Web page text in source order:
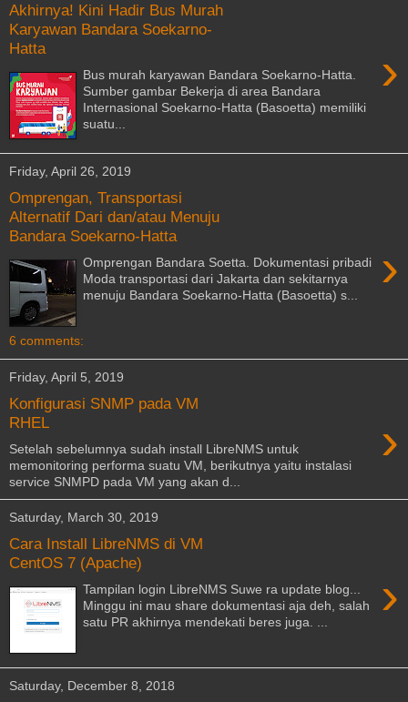
Akhirnya! Kini Hadir Bus Murah
Karyawan Bandara Soekarno-
Hatta
›
Bus murah karyawan Bandara Soekarno-Hatta.
Sumber gambar Bekerja di area Bandara
Internasional Soekarno-Hatta (Basoetta) memiliki
suatu...
Friday, April 26, 2019
Omprengan, Transportasi
Alternatif Dari dan/atau Menuju
Bandara Soekarno-Hatta
›
Omprengan Bandara Soetta. Dokumentasi pribadi
Moda transportasi dari Jakarta dan sekitarnya
menuju Bandara Soekarno-Hatta (Basoetta) s...
6 comments:
Friday, April 5, 2019
Konfigurasi SNMP pada VM
RHEL
›
Setelah sebelumnya sudah install LibreNMS untuk
memonitoring performa suatu VM, berikutnya yaitu instalasi
service SNMPD pada VM yang akan d...
Saturday, March 30, 2019
Cara Install LibreNMS di VM
CentOS 7 (Apache)
›
Tampilan login LibreNMS Suwe ra update blog...
Minggu ini mau share dokumentasi aja deh, salah
satu PR akhirnya mendekati beres juga. ...
Saturday, December 8, 2018